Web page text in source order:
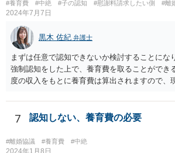
ます（民法648条3項、703条等）。 【②につい
とになります。 もっとも，上述したように，全
確実に認められる事案ではないと思われるため
わず，協議によって適切な範囲での支払いに関
良いかと思われます。 【③について】 事実か否
の社会的評価を損なうような投稿であれば，名
は，発信者自身の情報の開示を受けた上で，発
害賠償請求等を行うことも可能です。
#養育費 #中絶 #子の認知 #慰謝料請求したい側 #離
2024年7月7日
黒木 佐紀 弁護士
まずは任意で認知できないか検討することにな
強制認知をした上で、養育費を取ることができ
度の収入をもとに養育費は算出されますので、
育費の増額調停を起こすこともできます。 仮
手方が妊娠について話し合いをしっかりしてく
料請求などもできる可能性があります。 いず
関わりが不可欠となると思われますので、一度
事務所へ早めのご相談をされたほうがよろしい
7 認知しない、養育費の必要
#離婚協議 #養育費 #中絶
2024年1月8日